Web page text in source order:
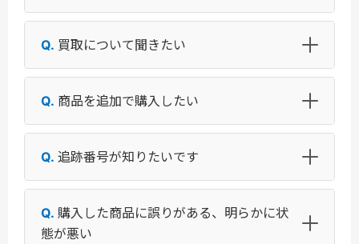
買取について聞きたい
商品を追加で購入したい
追跡番号が知りたいです
購入した商品に誤りがある、明らかに状
態が悪い